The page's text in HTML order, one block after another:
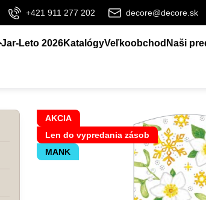
+421 911 277 202 decore@decore.sk
Jar-Leto 2026KatalógyVeľkoobchod Naši
AKCIA
Len do vypredania zásob
MANK